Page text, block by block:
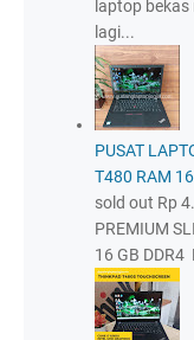
laptop
lagi...
PUSAT
T480 RAM
sold out Rp
PREMIUM
16 GB DDR4